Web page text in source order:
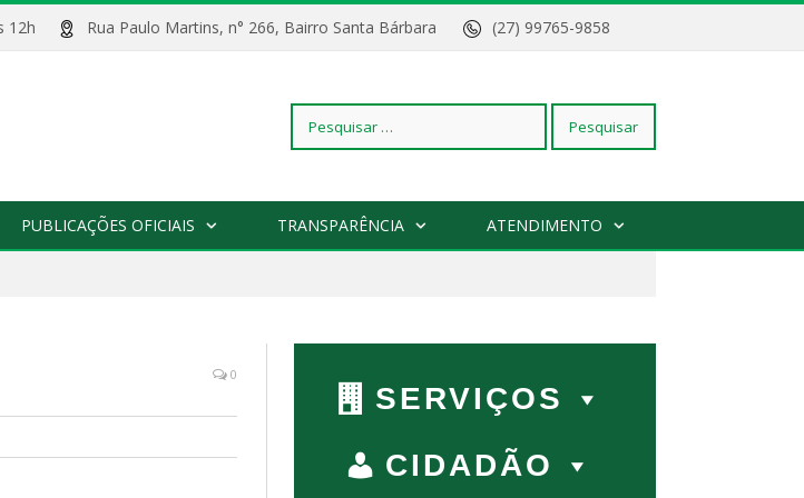
12h Rua Paulo Martins, n° 266, Bairro Santa Bárbara (27) 99765-9858
Pesquisar
PUBLICAÇÕES OFICIAIS TRANSPARÊNCIA ATENDIMENTO
0
SERVIÇOS
CIDADÃO